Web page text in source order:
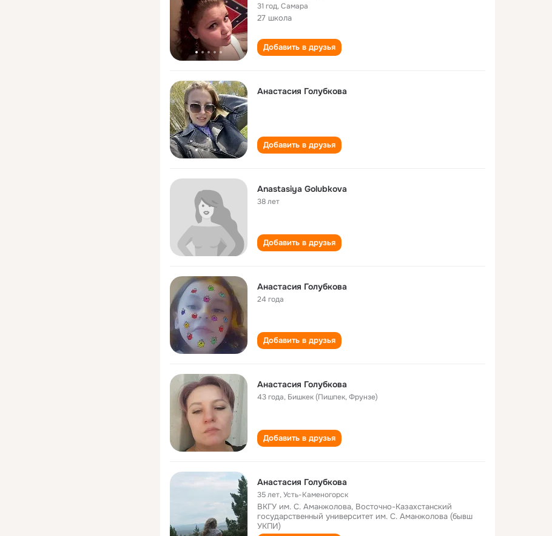
31 год,Самара
27 школа
Добавить в друзья
Анастасия Голубкова
Добавить в друзья
Anastasiya Golubkova
38 лет
Добавить в друзья
Анастасия Голубкова
24 года
Добавить в друзья
Анастасия Голубкова
43 года, Бишкек (Пишпек, Фрунзе)
Добавить в друзья
Анастасия Голубкова
35 лет,Усть-Каменогорск
ВКГУ им. С. Аманжолова, Восточно-Казахстанский
государственный университет им. С. Аманжолова (бывш
УКПИ)